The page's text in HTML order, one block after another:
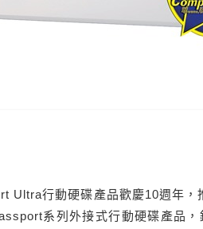
Ultra行動硬碟產品歡慶10週年，
系列外接式行動硬碟產品